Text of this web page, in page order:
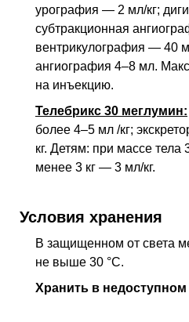
урография — 2 мл/кг;
субтракционная
вентрикулография — 40
ангиография 4–8 мл.
на инъекцию.
Телебрикс 30 меглумин:
более 4–5 мл /кг;
кг. Детям: при массе
менее 3 кг — 3 мл/кг.
Условия хранения
В защищенном от света
не выше 30 °C.
Хранить в недоступном